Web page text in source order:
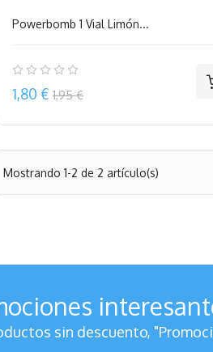
Powerbomb 1 Vial Limón...
Precio
1,80 € 1,95 €
Mostrando 1-2 de 2 artículo(s)
sin descuento,